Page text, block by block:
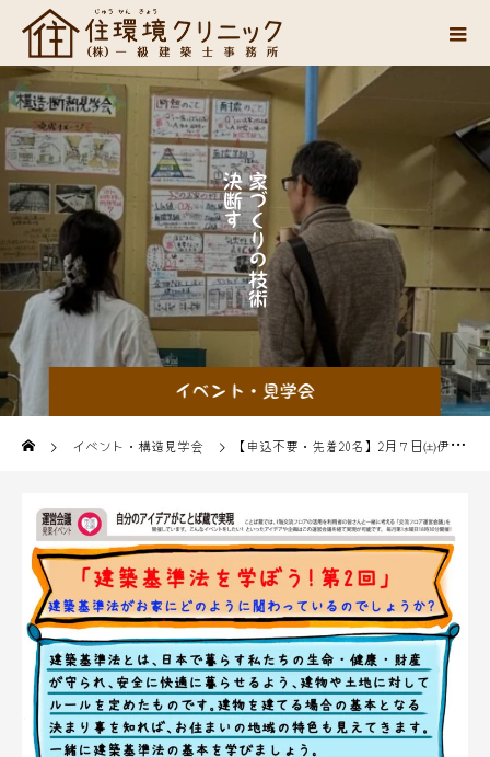
イベント・見学会
家
づ
く
り
の
技
術
決
断
す
る
ヒ
ン
ト
が
イベント・構造見学会 【申込不要・先着20名】2月７日㈯伊丹市立図書館 ことば蔵で「建築基準法を学ぼう！第2回」のイベントを行います！